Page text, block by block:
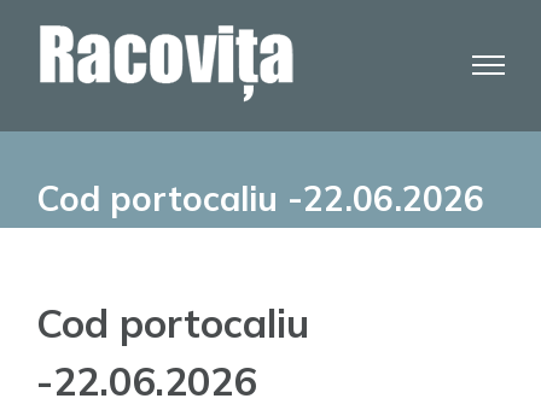
Cod portocaliu -22.06.2026
Cod portocaliu
-22.06.2026